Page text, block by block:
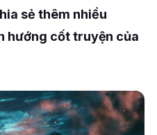
sẻ thêm nhiều
hướng cốt truyện của